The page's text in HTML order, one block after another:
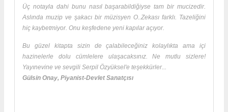
Üç notayla dahi bunu nasıl başarabildiğiyse tam bir mucizedir.
Aslında muzip ve şakacı bir müzisyen O..Zekası farklı. Tazeliğini
hiç kaybetmiyor. Onu keşfedene yeni kapılar açıyor.
Bu güzel kitapta sizin de çalabileceğiniz kolaylıkta ama içi
hazinelerle dolu cümlelere ulaşacaksınız. Ne mutlu sizlere!
Yayınevine ve sevgili Serpil Özyüksel'e teşekkürler...
Gülsin Onay, Piyanist-Devlet Sanatçısı